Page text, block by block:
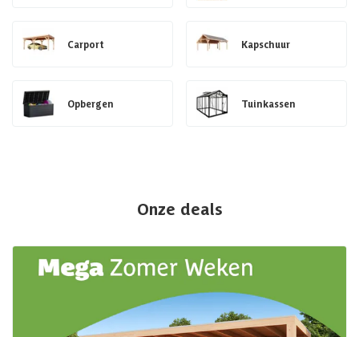
Carport Kapschuur
Opbergen Tuinkassen
Onze deals